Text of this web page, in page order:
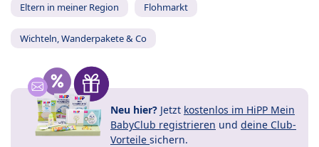
Eltern in meiner Region Flohmarkt
Wichteln, Wanderpakete & Co
Neu hier? Jetzt kostenlos im HiPP Mein
BabyClub registrieren und deine Club-
Vorteile sichern.